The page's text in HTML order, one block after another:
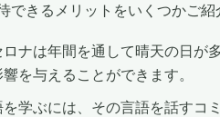
きるメリットをいくつかご紹
ナは年間を通して晴天の日が
を与えることができます。
を学ぶには、その言語を話すコ